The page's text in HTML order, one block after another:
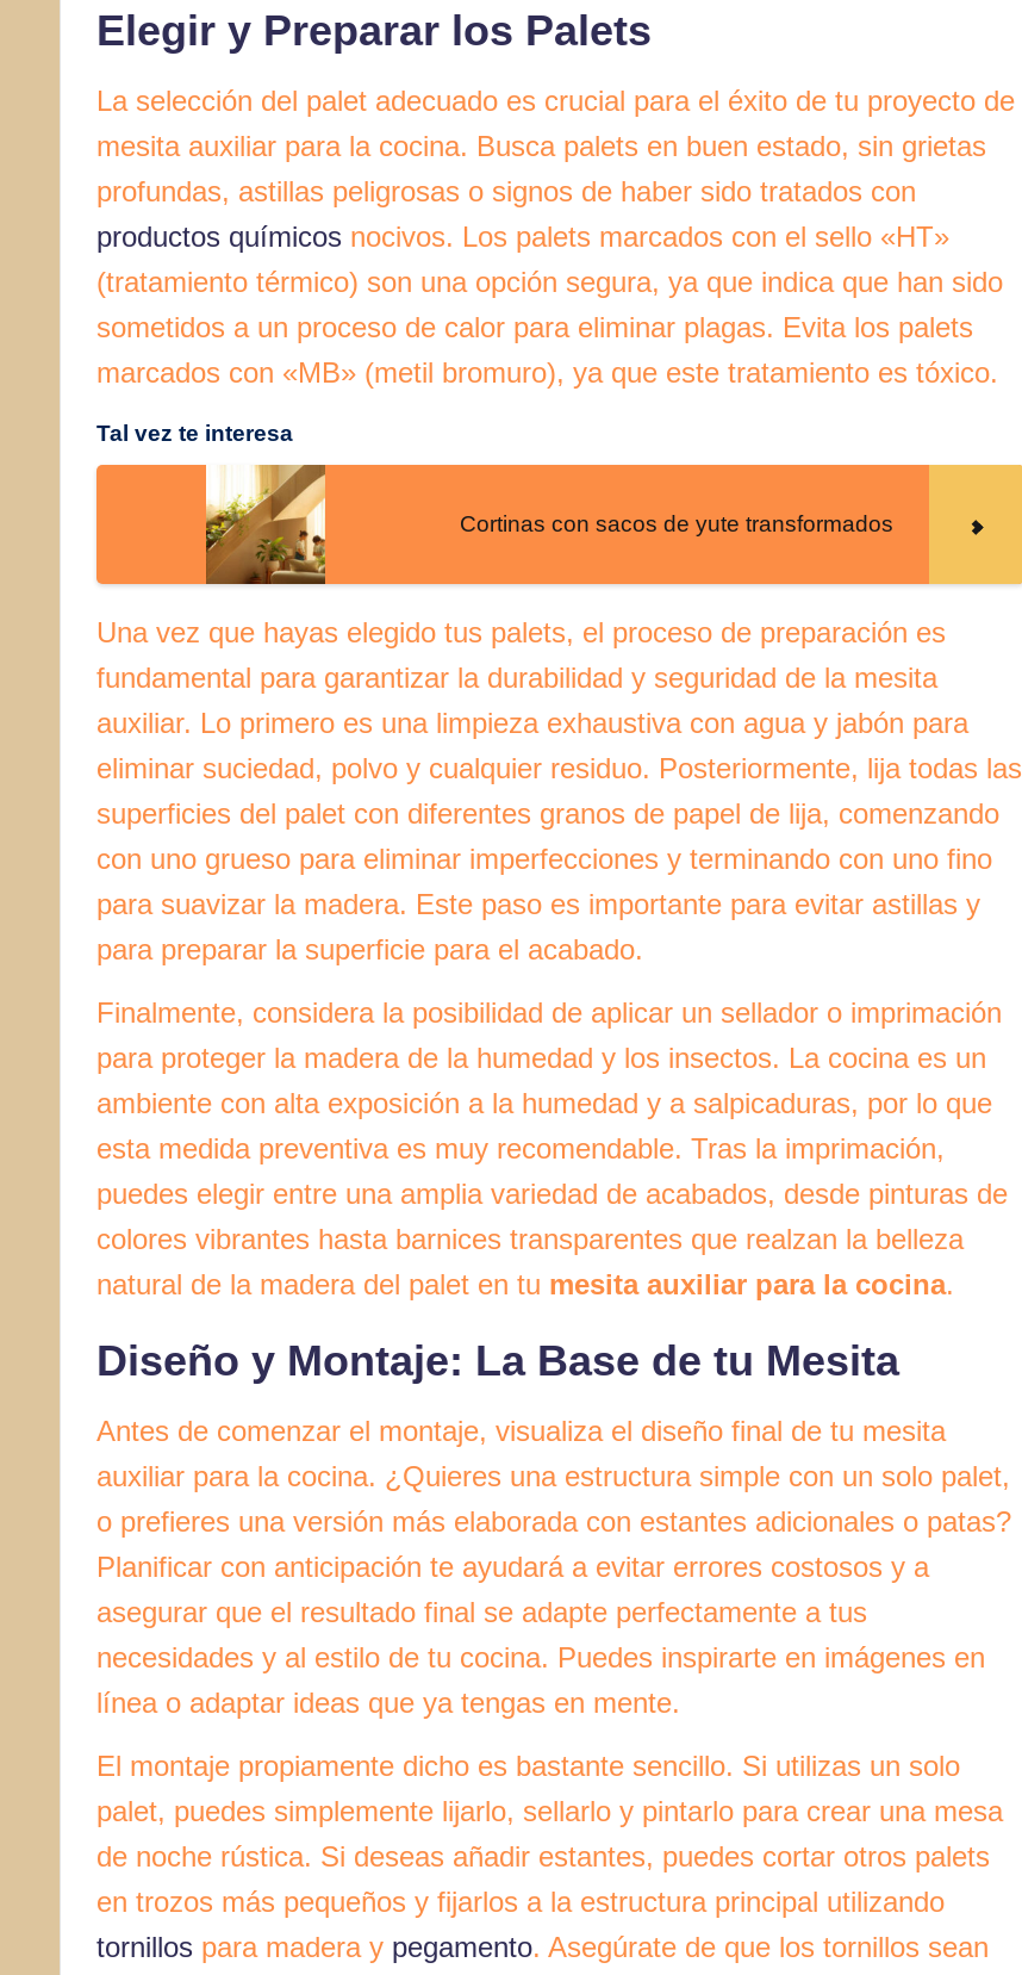
Elegir y Preparar los Palets
La selección del palet adecuado es crucial para el éxito de tu proyecto de
mesita auxiliar para la cocina. Busca palets en buen estado, sin grietas
profundas, astillas peligrosas o signos de haber sido tratados con
productos químicos nocivos. Los palets marcados con el sello «HT»
(tratamiento térmico) son una opción segura, ya que indica que han sido
sometidos a un proceso de calor para eliminar plagas. Evita los palets
marcados con «MB» (metil bromuro), ya que este tratamiento es tóxico.
Tal vez te interesa
Cortinas con sacos de yute transformados
Una vez que hayas elegido tus palets, el proceso de preparación es
fundamental para garantizar la durabilidad y seguridad de la mesita
auxiliar. Lo primero es una limpieza exhaustiva con agua y jabón para
eliminar suciedad, polvo y cualquier residuo. Posteriormente, lija todas las
superficies del palet con diferentes granos de papel de lija, comenzando
con uno grueso para eliminar imperfecciones y terminando con uno fino
para suavizar la madera. Este paso es importante para evitar astillas y
para preparar la superficie para el acabado.
Finalmente, considera la posibilidad de aplicar un sellador o imprimación
para proteger la madera de la humedad y los insectos. La cocina es un
ambiente con alta exposición a la humedad y a salpicaduras, por lo que
esta medida preventiva es muy recomendable. Tras la imprimación,
puedes elegir entre una amplia variedad de acabados, desde pinturas de
colores vibrantes hasta barnices transparentes que realzan la belleza
natural de la madera del palet en tu mesita auxiliar para la cocina.
Diseño y Montaje: La Base de tu Mesita
Antes de comenzar el montaje, visualiza el diseño final de tu mesita
auxiliar para la cocina. ¿Quieres una estructura simple con un solo palet,
o prefieres una versión más elaborada con estantes adicionales o patas?
Planificar con anticipación te ayudará a evitar errores costosos y a
asegurar que el resultado final se adapte perfectamente a tus
necesidades y al estilo de tu cocina. Puedes inspirarte en imágenes en
línea o adaptar ideas que ya tengas en mente.
El montaje propiamente dicho es bastante sencillo. Si utilizas un solo
palet, puedes simplemente lijarlo, sellarlo y pintarlo para crear una mesa
de noche rústica. Si deseas añadir estantes, puedes cortar otros palets
en trozos más pequeños y fijarlos a la estructura principal utilizando
tornillos para madera y pegamento. Asegúrate de que los tornillos sean